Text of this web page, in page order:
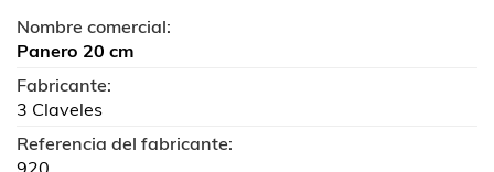
Nombre comercial:
Panero 20 cm
Fabricante:
3 Claveles
Referencia del fabricante:
920